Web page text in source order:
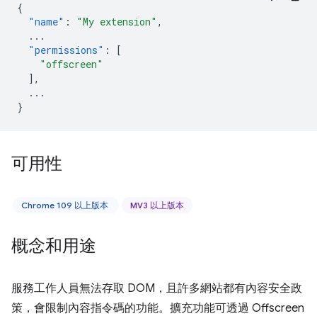
{
"name" : "My extension" ,
...
"permissions" :
[
"offscreen"
],
...
}
可用性
Chrome 109 以上版本 MV3 以上版本
概念和用途
服務工作人員無法存取 DOM，且許多網站都有內容安全政
策，會限制內容指令碼的功能。擴充功能可透過 Offscreen